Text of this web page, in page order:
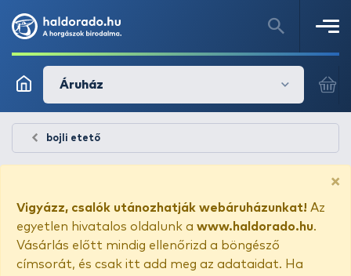
Áruház
bojli etető
×
Vigyázz, csalók utánozhatják webáruházunkat! Az
egyetlen hivatalos oldalunk a www.haldorado.hu.
Vásárlás előtt mindig ellenőrizd a böngésző
címsorát, és csak itt add meg az adataidat. Ha